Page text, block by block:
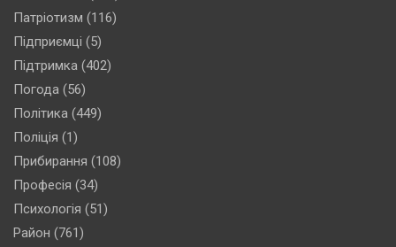
Патріотизм (116)
Підприємці (5)
Підтримка (402)
Погода (56)
Політика (449)
Поліція (1)
Прибирання (108)
Професія (34)
Психологія (51)
Район (761)